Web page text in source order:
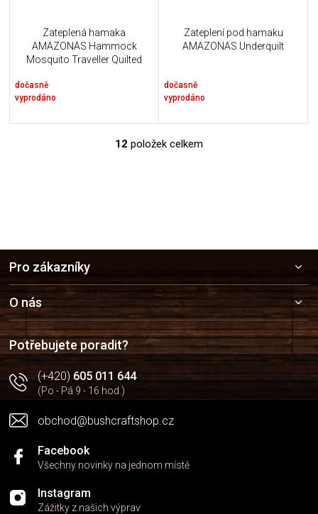
Zateplená hamaka
AMAZONAS Hammock
Mosquito Traveller Quilted
dočasně
vyprodáno
Zateplení pod hamaku
AMAZONAS Underquilt
dočasně
vyprodáno
O
v
k
y
v
ý
p
s
12 položek celkem
a
t
í
Pro zákazníky
O nás
Potřebujete poradit?
(+420)605 011 644
(Po - Pá 9 - 16 hod.)
obchod@bushcraftshop.cz
Facebook
Všechny novinky na jednom místě
Instagram
Zážitky z našich výprav